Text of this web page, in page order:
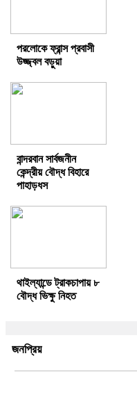
পরলোকে ফ্রান্স প্রবাসী
উজ্জ্বল বড়ুয়া
বান্দরবান সার্বজনীন
কেন্দ্রীয় বৌদ্ধ বিহারে
পাহাড়ধস
থাইল্যান্ডে ট্রাকচাপায় ৮
বৌদ্ধ ভিক্ষু নিহত
জনপ্রিয়